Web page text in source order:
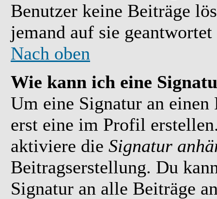
Benutzer keine Beiträge
jemand auf sie geantwortet
Nach oben
Wie kann ich eine
Um eine Signatur an einen
erst eine im Profil
aktiviere die Signatur
Beitragserstellung. Du
Signatur an alle Beiträge